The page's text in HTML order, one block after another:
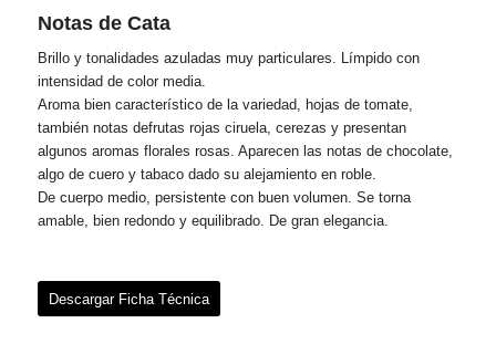
Notas de Cata
Brillo y tonalidades azuladas muy particulares. Límpido con
intensidad de color media.
Aroma bien característico de la variedad, hojas de tomate,
también notas defrutas rojas ciruela, cerezas y presentan
algunos aromas florales rosas. Aparecen las notas de chocolate,
algo de cuero y tabaco dado su alejamiento en roble.
De cuerpo medio, persistente con buen volumen. Se torna
amable, bien redondo y equilibrado. De gran elegancia.
Descargar Ficha Técnica